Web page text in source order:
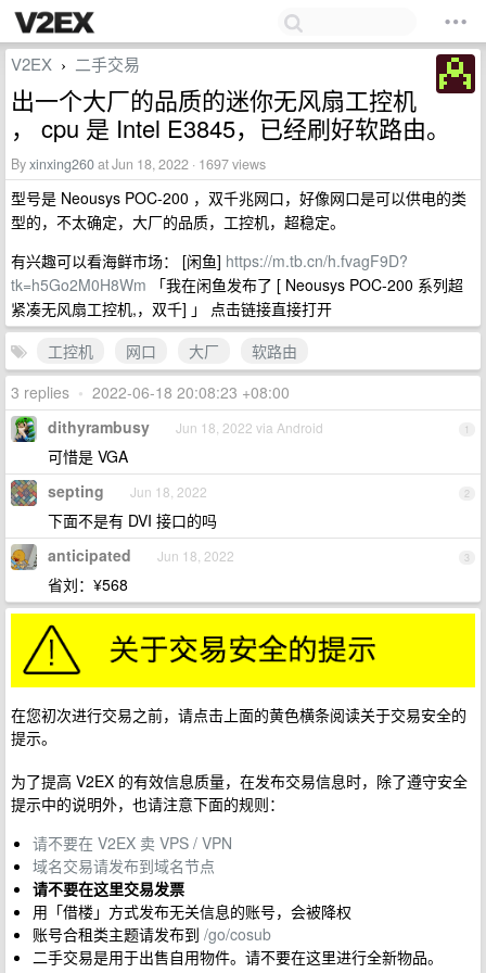
V2EX › 二手交易
出一个大厂的品质的迷你无风扇工控机
， cpu 是 Intel E3845，已经刷好软路由。
Byxinxing260at Jun 18, 2022 · 1697 views
型号是 Neousys POC-200 ，双千兆网口，好像网口是可以供电的类
型的，不太确定，大厂的品质，工控机，超稳定。
有兴趣可以看海鲜市场： [闲鱼] https://m.tb.cn/h.fvagF9D?
tk=h5Go2M0H8Wm 「我在闲鱼发布了 [ Neousys POC-200 系列超
紧凑无风扇工控机,，双千] 」 点击链接直接打开
工控机
网口 大厂
软路由
3 replies • 2022-06-18 20:08:23 +08:00
1
dithyrambusy Jun 18, 2022 via Android
可惜是 VGA
2
septing Jun 18, 2022
下面不是有 DVI 接口的吗
3
anticipated Jun 18, 2022
省刘：¥568
在您初次进行交易之前，请点击上面的黄色横条阅读关于交易安全的
提示。
为了提高 V2EX 的有效信息质量，在发布交易信息时，除了遵守安全
提示中的说明外，也请注意下面的规则：
请不要在 V2EX 卖 VPS / VPN
域名交易请发布到域名节点
请不要在这里交易发票
用「借楼」方式发布无关信息的账号，会被降权
账号合租类主题请发布到 /go/cosub
二手交易是用于出售自用物件。请不要在这里进行全新物品。